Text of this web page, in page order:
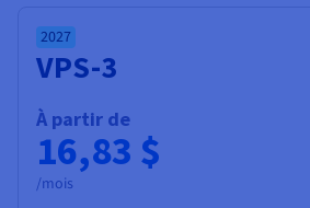
2027
VPS-3
À partir de
16,83 $
/mois